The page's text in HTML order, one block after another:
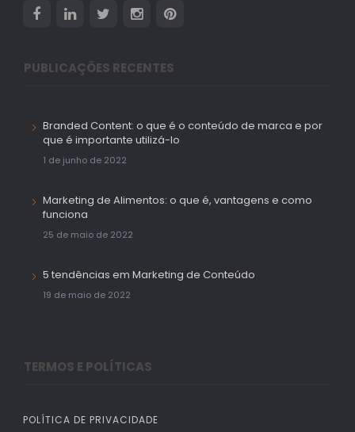
PUBLICAÇÕES RECENTES
Branded Content: o que é o conteúdo de marca e por
que é importante utilizá-lo
1 de junho de 2022
Marketing de Alimentos: o que é, vantagens e como
funciona
25 de maio de 2022
5 tendências em Marketing de Conteúdo
19 de maio de 2022
TERMOS E POLÍTICAS
POLÍTICA DE PRIVACIDADE